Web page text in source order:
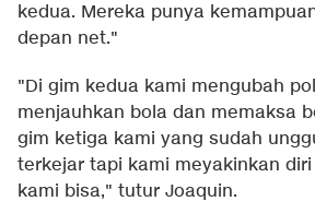
kedua. Mereka punya
depan net."
"Di gim kedua kami mengubah
menjauhkan bola dan memaksa
gim ketiga kami yang sudah
terkejar tapi kami meyakinkan
kami bisa," tutur Joaquin.